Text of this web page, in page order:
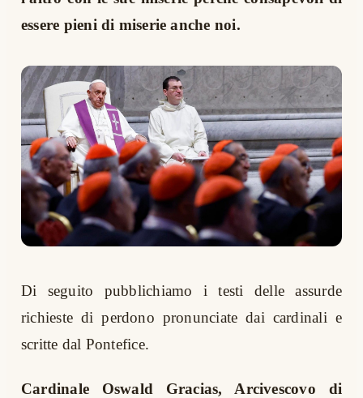
essere pieni di miserie anche noi.
Di seguito pubblichiamo i testi delle assurde
richieste di perdono pronunciate dai cardinali e
scritte dal Pontefice.
Cardinale Oswald Gracias, Arcivescovo di